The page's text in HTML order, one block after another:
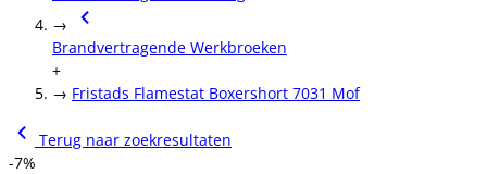
→
Brandvertragende Werkbroeken
+
→ Fristads Flamestat Boxershort 7031 Mof
Terug naar zoekresultaten
-7%